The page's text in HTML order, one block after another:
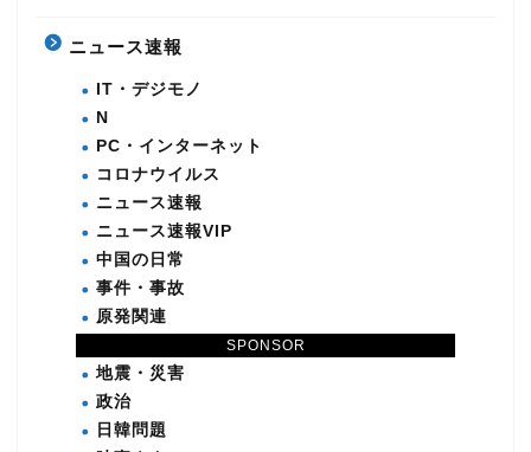
SPONSOR
ニュース速報
IT・デジモノ
N
PC・インターネット
コロナウイルス
ニュース速報
ニュース速報VIP
中国の日常
事件・事故
原発関連
地震・災害
政治
日韓問題